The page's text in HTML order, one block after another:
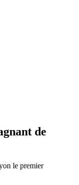
de
le premier